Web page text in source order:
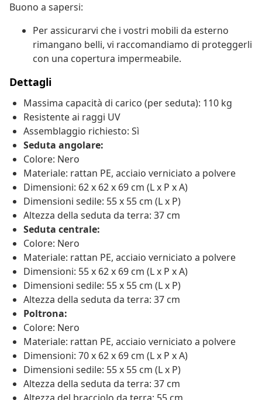
Buono a sapersi:
Per assicurarvi che i vostri mobili da esterno
rimangano belli, vi raccomandiamo di proteggerli
con una copertura impermeabile.
Dettagli
Massima capacità di carico (per seduta): 110 kg
Resistente ai raggi UV
Assemblaggio richiesto: Sì
Seduta angolare:
Colore: Nero
Materiale: rattan PE, acciaio verniciato a polvere
Dimensioni: 62 x 62 x 69 cm (L x P x A)
Dimensioni sedile: 55 x 55 cm (L x P)
Altezza della seduta da terra: 37 cm
Seduta centrale:
Colore: Nero
Materiale: rattan PE, acciaio verniciato a polvere
Dimensioni: 55 x 62 x 69 cm (L x P x A)
Dimensioni sedile: 55 x 55 cm (L x P)
Altezza della seduta da terra: 37 cm
Poltrona:
Colore: Nero
Materiale: rattan PE, acciaio verniciato a polvere
Dimensioni: 70 x 62 x 69 cm (L x P x A)
Dimensioni sedile: 55 x 55 cm (L x P)
Altezza della seduta da terra: 37 cm